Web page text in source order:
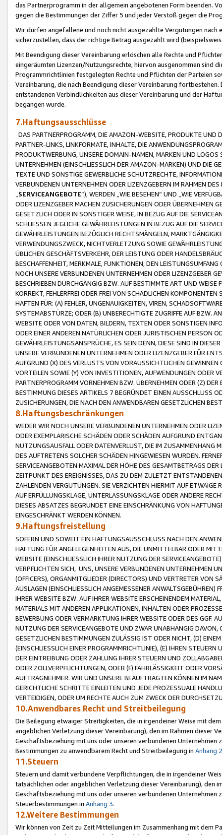
das Partnerprogramm in der allgemein angebotenen Form beenden.
gegen die Bestimmungen der Ziffer 5 und jeder Verstoß gegen die
Wir dürfen angefallene und noch nicht ausgezahlte Vergütungen
sicherzustellen, dass der richtige Betrag ausgezahlt wird
Mit Beendigung dieser Vereinbarung erlöschen alle Rechte und
eingeräumten Lizenzen/Nutzungsrechte; hiervon ausgenommen sind
Programmrichtlinien festgelegten Rechte und Pflichten der Parteien
Vereinbarung, die nach Beendigung dieser Vereinbarung
entstandenen Verbindlichkeiten aus dieser Vereinbarung und der
begangen wurde.
7.Haftungsausschlüsse
DAS PARTNERPROGRAMM, DIE AMAZON-WEBSITE, PRODUKTE UND
PARTNER-LINKS, LINKFORMATE, INHALTE, DIE
PRODUKTWERBUNG, UNSERE DOMAIN-NAMEN, MARKEN UND
UNTERNEHMEN (EINSCHLIESSLICH DER AMAZON-MARKEN) UND DIE
TEXTE UND SONSTIGE GEWERBLICHE SCHUTZRECHTE,
VERBUNDENEN UNTERNEHMEN ODER LIZENZGEBERN IM RAHMEN
SERVICEANGEBOTE“), WERDEN „WIE BESEHEN“ UND „WIE
ODER LIZENZGEBER MACHEN ZUSICHERUNGEN ODER ÜBERNEHMEN
GESETZLICH ODER IN SONSTIGER WEISE, IN BEZUG AUF DIE
SCHLIESSEN JEGLICHE GEWÄHRLEISTUNGEN IN BEZUG AUF DIE
GEWÄHRLEISTUNGEN BEZÜGLICH RECHTSMÄNGELN,
VERWENDUNGSZWECK, NICHTVERLETZUNG SOWIE
ÜBLICHEN GESCHÄFTSVERKEHR, DER LEISTUNG ODER
BESCHAFFENHEIT, MERKMALE, FUNKTIONEN, DEN
NOCH UNSERE VERBUNDENEN UNTERNEHMEN ODER LIZENZGEBER
BESCHRIEBEN DURCHGÄNGIG BZW. AUF BESTIMMTE ART UND
KORREKT, FEHLERFREI ODER FREI VON SCHÄDLICHEN
HAFTEN FÜR: (A) FEHLER, UNGENAUIGKEITEN, VIREN,
SYSTEMABSTÜRZE; ODER (B) UNBERECHTIGTE ZUGRIFFE AUF BZW.
WEBSITE ODER VON DATEN, BILDERN, TEXTEN ODER SONSTIGEN
ODER EINER ANDEREN NATÜRLICHEN ODER JURISTISCHEN PERSON
GEWÄHRLEISTUNGSANSPRÜCHE, ES SEIN DENN, DIESE SIND IN
UNSERE VERBUNDENEN UNTERNEHMEN ODER LIZENZGEBER FÜR
AUFGRUND (X) DES VERLUSTS VON VORAUSSICHTLICHEN
VORTEILEN SOWIE (Y) VON INVESTITIONEN, AUFWENDUNGEN ODER
PARTNERPROGRAMM VORNEHMEN BZW. ÜBERNEHMEN ODER (Z)
BESTIMMUNG DIESES ARTIKELS 7 BEGRÜNDET EINEN AUSSCHLUSS
ZUSICHERUNGEN, DIE NACH DEN ANWENDBAREN GESETZLICHEN
8.Haftungsbeschränkungen
WEDER WIR NOCH UNSERE VERBUNDENEN UNTERNEHMEN ODER
ODER EXEMPLARISCHE SCHÄDEN ODER SCHÄDEN AUFGRUND
NUTZUNGSAUSFALL ODER DATENVERLUST, DIE IM ZUSAMMENHANG
DES AUFTRETENS SOLCHER SCHÄDEN HINGEWIESEN WURDEN.
SERVICEANGEBOTEN MAXIMAL DER HÖHE DES GESAMTBETRAGS
ZEITPUNKT DES EREIGNISSES, DAS ZU DEM ZULETZT
ZAHLENDEN VERGÜTUNGEN. SIE VERZICHTEN HIERMIT AUF
AUF ERFÜLLUNGSKLAGE, UNTERLASSUNGSKLAGE ODER ANDERE
DIESES ABSATZES BEGRÜNDET EINE EINSCHRÄNKUNG VON
EINGESCHRÄNKT WERDEN KÖNNEN.
9.Haftungsfreistellung
SOFERN UND SOWEIT EIN HAFTUNGSAUSSCHLUSS NACH DEN
HAFTUNG FÜR ANGELEGENHEITEN AUS, DIE UNMITTELBAR ODER
WEBSITE (EINSCHLIESSLICH IHRER NUTZUNG DER
VERPFLICHTEN SICH, UNS, UNSERE VERBUNDENEN UNTERNEHMEN
(OFFICERS), ORGANMITGLIEDER (DIRECTORS) UND VERTRETER VON
AUSLAGEN (EINSCHLIESSLICH ANGEMESSENER
IHRER WEBSITE BZW. AUF IHRER WEBSITE ERSCHEINENDEM
MATERIALS MIT ANDEREN APPLIKATIONEN, INHALTEN ODER
BEWERBUNG ODER VERMARKTUNG IHRER WEBSITE ODER DES GGF.
NUTZUNG DER SERVICEANGEBOTE UND ZWAR UNABHÄNGIG
GESETZLICHEN BESTIMMUNGEN ZULÄSSIG IST ODER NICHT, (D)
(EINSCHLIESSLICH EINER PROGRAMMRICHTLINIE), (E) IHREN
DER EINTREIBUNG ODER ZAHLUNG IHRER STEUERN UND
ODER ZOLLVERPFLICHTUNGEN, ODER (F) FAHRLÄSSIGKEIT ODER
AUFTRAGNEHMER. WIR UND UNSERE BEAUFTRAGTEN KÖNNEN IM
GERICHTLICHE SCHRITTE EINLEITEN UND JEDE PROZESSUALE
VERTEIDIGEN, ODER UM RECHTE AUCH ZUM ZWECK DER
10.Anwendbares Recht und Streitbeilegung
Die Beilegung etwaiger Streitigkeiten, die in irgendeiner Weise mit
angeblichen Verletzung dieser Vereinbarung), den im Rahmen dieser
Geschäftsbeziehung mit uns oder unseren verbundenen
Bestimmungen zu anwendbarem Recht und Streitbeilegung in Anhang 2
11.Steuern
Steuern und damit verbundene Verpflichtungen, die in irgendeiner
tatsächlichen oder angeblichen Verletzung dieser Vereinbarung), den
Geschäftsbeziehung mit uns oder unseren verbundenen
Steuerbestimmungen in Anhang 3.
12.Weitere Bestimmungen
Wir können von Zeit zu Zeit Mitteilungen im Zusammenhang mit dem